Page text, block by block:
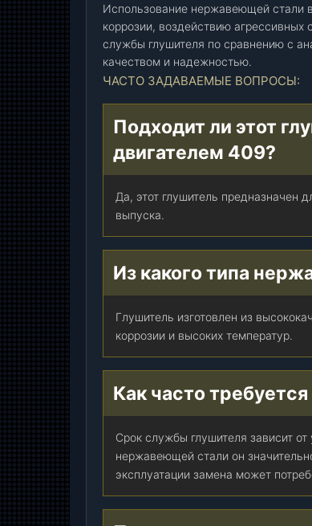
1
6
2
2
-
1
0
1
.
Использование нержавеющей стали
коррозии, воздействию агрессивных
службы глушителя по сравнению с
качеством и надежностью.
ЧАСТО ЗАДАВАЕМЫЕ ВОПРОСЫ:
Подходит ли этот
двигателем 409?
Да, этот глушитель предназначен
выпуска.
Из какого типа
Глушитель изготовлен из
коррозии и высоких температур.
Как часто
Срок службы глушителя зависит
нержавеющей стали он
эксплуатации замена может